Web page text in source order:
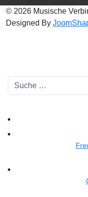
© 2026 Musische
Designed By
Suchen